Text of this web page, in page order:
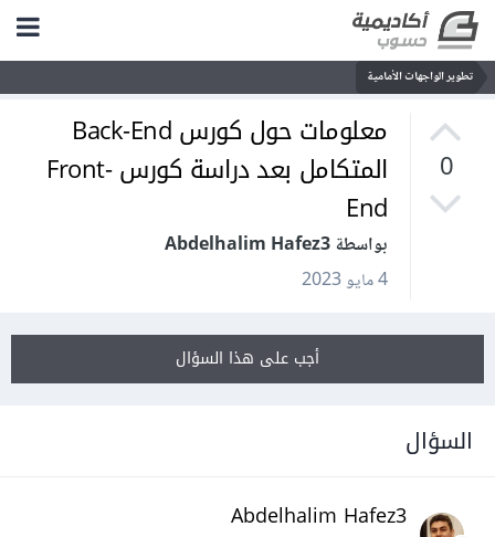
تطوير الواجهات الأمامية
0
معلومات حول كورس Back-End
المتكامل بعد دراسة كورس Front-
End
بواسطة Abdelhalim Hafez3
4 مايو 2023
أجب على هذا السؤال
السؤال
Abdelhalim Hafez3